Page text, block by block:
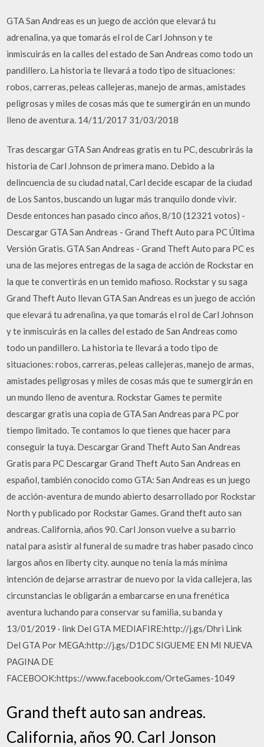
GTA San Andreas es un juego de acción que elevará tu
adrenalina, ya que tomarás el rol de Carl Johnson y te
inmiscuirás en la calles del estado de San Andreas como todo un
pandillero. La historia te llevará a todo tipo de situaciones:
robos, carreras, peleas callejeras, manejo de armas, amistades
peligrosas y miles de cosas más que te sumergirán en un mundo
lleno de aventura. 14/11/2017 31/03/2018
Tras descargar GTA San Andreas gratis en tu PC, descubrirás la
historia de Carl Johnson de primera mano. Debido a la
delincuencia de su ciudad natal, Carl decide escapar de la ciudad
de Los Santos, buscando un lugar más tranquilo donde vivir.
Desde entonces han pasado cinco años, 8/10 (12321 votos) -
Descargar GTA San Andreas - Grand Theft Auto para PC Última
Versión Gratis. GTA San Andreas - Grand Theft Auto para PC es
una de las mejores entregas de la saga de acción de Rockstar en
la que te convertirás en un temido mafioso. Rockstar y su saga
Grand Theft Auto llevan GTA San Andreas es un juego de acción
que elevará tu adrenalina, ya que tomarás el rol de Carl Johnson
y te inmiscuirás en la calles del estado de San Andreas como
todo un pandillero. La historia te llevará a todo tipo de
situaciones: robos, carreras, peleas callejeras, manejo de armas,
amistades peligrosas y miles de cosas más que te sumergirán en
un mundo lleno de aventura. Rockstar Games te permite
descargar gratis una copia de GTA San Andreas para PC por
tiempo limitado. Te contamos lo que tienes que hacer para
conseguir la tuya. Descargar Grand Theft Auto San Andreas
Gratis para PC Descargar Grand Theft Auto San Andreas en
español, también conocido como GTA: San Andreas es un juego
de acción-aventura de mundo abierto desarrollado por Rockstar
North y publicado por Rockstar Games. Grand theft auto san
andreas. California, años 90. Carl Jonson vuelve a su barrio
natal para asistir al funeral de su madre tras haber pasado cinco
largos años en liberty city. aunque no tenía la más mínima
intención de dejarse arrastrar de nuevo por la vida callejera, las
circunstancias le obligarán a embarcarse en una frenética
aventura luchando para conservar su familia, su banda y
13/01/2019 · link Del GTA MEDIAFIRE:http://j.gs/Dhri Link
Del GTA Por MEGA:http://j.gs/D1DC SIGUEME EN MI NUEVA
PAGINA DE
FACEBOOK:https://www.facebook.com/OrteGames-1049
Grand theft auto san andreas.
California, años 90. Carl Jonson